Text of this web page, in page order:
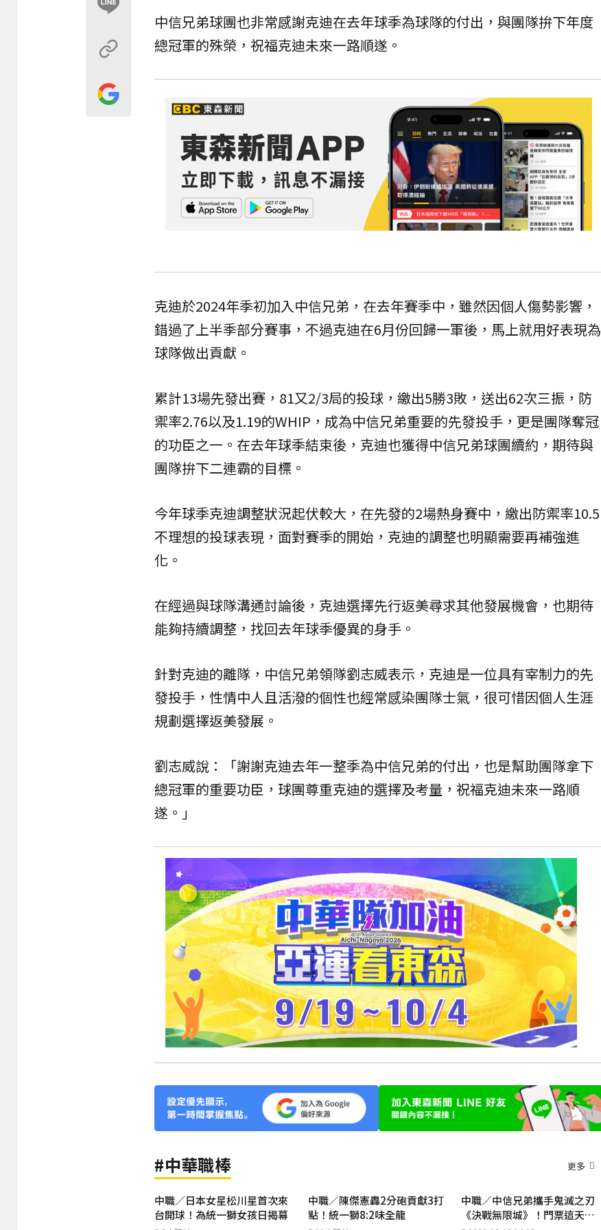
中信兄弟球團也非常感謝克迪在去年球季為球隊的付出，與團隊拚下年度
總冠軍的殊榮，祝福克迪未來一路順遂。
克迪於2024年季初加入中信兄弟，在去年賽季中，雖然因個人傷勢影響，
錯過了上半季部分賽事，不過克迪在6月份回歸一軍後，馬上就用好表現為
球隊做出貢獻。
累計13場先發出賽，81又2/3局的投球，繳出5勝3敗，送出62次三振，防
禦率2.76以及1.19的WHIP，成為中信兄弟重要的先發投手，更是團隊奪冠
的功臣之一。在去年球季結束後，克迪也獲得中信兄弟球團續約，期待與
團隊拚下二連霸的目標。
今年球季克迪調整狀況起伏較大，在先發的2場熱身賽中，繳出防禦率10.5
不理想的投球表現，面對賽季的開始，克迪的調整也明顯需要再補強進
化。
在經過與球隊溝通討論後，克迪選擇先行返美尋求其他發展機會，也期待
能夠持續調整，找回去年球季優異的身手。
針對克迪的離隊，中信兄弟領隊劉志威表示，克迪是一位具有宰制力的先
發投手，性情中人且活潑的個性也經常感染團隊士氣，很可惜因個人生涯
規劃選擇返美發展。
劉志威說：「謝謝克迪去年一整季為中信兄弟的付出，也是幫助團隊拿下
總冠軍的重要功臣，球團尊重克迪的選擇及考量，祝福克迪未來一路順
遂。」
#中華職棒 更多
中職／日本女星松川星首次來
台開球！為統一獅女孩日揭幕
中職／陳傑憲轟2分砲貢獻3打
點！統一獅8:2味全龍
中職／中信兄弟攜手鬼滅之刃
《決戰無限城》！門票這天開